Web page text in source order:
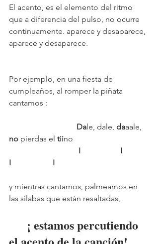
El acento, es el elemento del ritmo
que a diferencia del pulso, no ocurre
continuamente. aparece y desaparece,
aparece y desaparece.
Por ejemplo, en una fiesta de
cumpleaños, al romper la piñata
cantamos :
                                  Da
le, dale, daaale,
no pierdas el tiino
  I
  I
I
  I
y mientras cantamos, palmeamos en
las sílabas que están resaltadas,
  ¡ estamos percutiendo